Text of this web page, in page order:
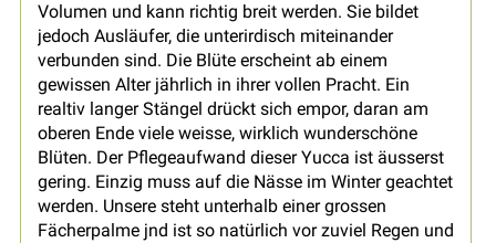
Volumen und kann richtig breit werden. Sie bildet
jedoch Ausläufer, die unterirdisch miteinander
verbunden sind. Die Blüte erscheint ab einem
gewissen Alter jährlich in ihrer vollen Pracht. Ein
realtiv langer Stängel drückt sich empor, daran am
oberen Ende viele weisse, wirklich wunderschöne
Blüten. Der Pflegeaufwand dieser Yucca ist äusserst
gering. Einzig muss auf die Nässe im Winter geachtet
werden. Unsere steht unterhalb einer grossen
Fächerpalme jnd ist so natürlich vor zuviel Regen und